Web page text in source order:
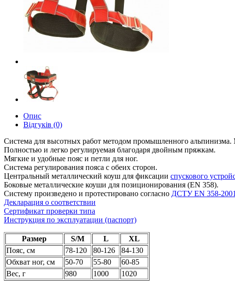
Опис
Відгуків (0)
Система для высотных работ методом промышленного
Полностью и легко регулируемая благодаря двойным пряжкам.
Мягкие и удобные пояс и петли для ног.
Система регулирования пояса с обеих сторон.
Центральный металлический коуш для фиксации спускового
Боковые металлические коуши для позиционирования (EN 358).
Систему произведено и протестировано согласно ДСТУ EN 358-2001
Декларация о соответствии
Сертификат проверки типа
Инструкция по эксплуатации (паспорт)
Размер S/M L
XL
Пояс, см
78-120 80-126
84-130
Обхват ног, см
50-70 55-80
60-85
Вес, г
980 1000 1020